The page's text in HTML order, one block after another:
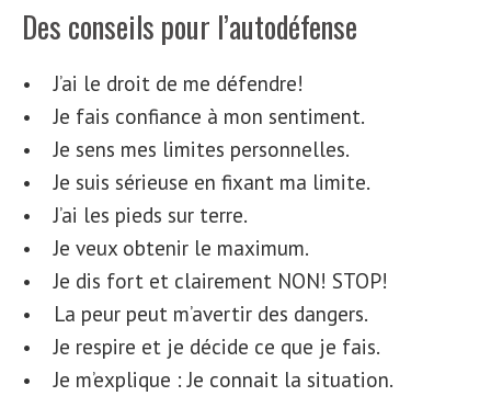
Des conseils pour l’autodéfense
• J’ai le droit de me défendre!
• Je fais confiance à mon sentiment.
• Je sens mes limites personnelles.
• Je suis sérieuse en fixant ma limite.
• J’ai les pieds sur terre.
• Je veux obtenir le maximum.
• Je dis fort et clairement NON! STOP!
• La peur peut m’avertir des dangers.
• Je respire et je décide ce que je fais.
• Je m’explique : Je connait la situation.